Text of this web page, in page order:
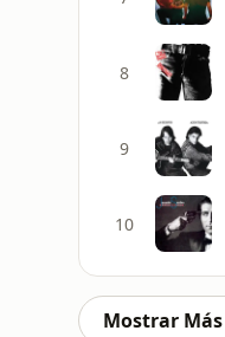
8
9
10
Mostrar Más